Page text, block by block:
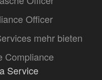
Officer
mehr bieten
Compliance
Service